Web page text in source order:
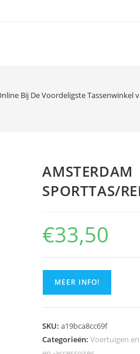
Bij De Voordeligste Tassenwinkel
AMSTERDAM
SPORTTAS/
€33,50
MEER INFO!
SKU:a19bca8cc69f
Categorieën:Voertuigen